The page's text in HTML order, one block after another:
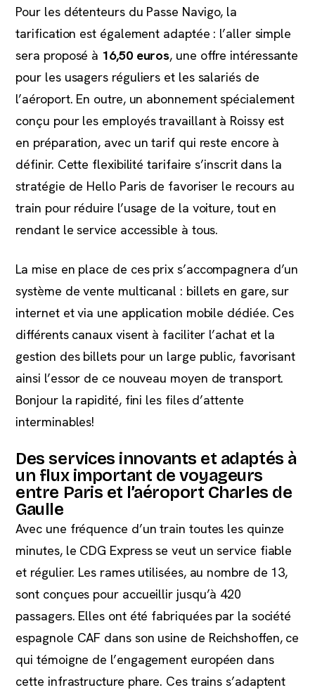
Pour les détenteurs du Passe Navigo, la
tarification est également adaptée : l’aller simple
sera proposé à 16,50 euros, une offre intéressante
pour les usagers réguliers et les salariés de
l’aéroport. En outre, un abonnement spécialement
conçu pour les employés travaillant à Roissy est
en préparation, avec un tarif qui reste encore à
définir. Cette flexibilité tarifaire s’inscrit dans la
stratégie de Hello Paris de favoriser le recours au
train pour réduire l’usage de la voiture, tout en
rendant le service accessible à tous.
La mise en place de ces prix s’accompagnera d’un
système de vente multicanal : billets en gare, sur
internet et via une application mobile dédiée. Ces
différents canaux visent à faciliter l’achat et la
gestion des billets pour un large public, favorisant
ainsi l’essor de ce nouveau moyen de transport.
Bonjour la rapidité, fini les files d’attente
interminables!
Des services innovants et adaptés à
un flux important de voyageurs
entre Paris et l’aéroport Charles de
Gaulle
Avec une fréquence d’un train toutes les quinze
minutes, le CDG Express se veut un service fiable
et régulier. Les rames utilisées, au nombre de 13,
sont conçues pour accueillir jusqu’à 420
passagers. Elles ont été fabriquées par la société
espagnole CAF dans son usine de Reichshoffen, ce
qui témoigne de l’engagement européen dans
cette infrastructure phare. Ces trains s’adaptent